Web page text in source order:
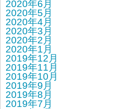
2020年6月
2020年5月
2020年4月
2020年3月
2020年2月
2020年1月
2019年12月
2019年11月
2019年10月
2019年9月
2019年8月
2019年7月